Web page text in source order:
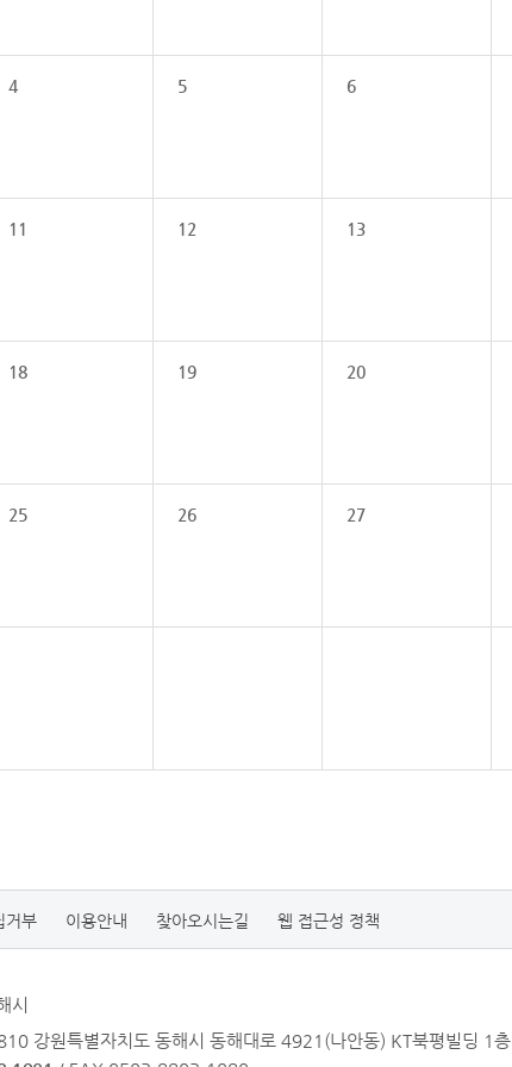
4 5 6
11 12 13
18 19 20
25 26 27
거부 이용안내 찾아오시는길 웹 접근성 정책
시
강원특별자치도 동해시 동해대로 4921(나안동) KT북평빌딩 1층